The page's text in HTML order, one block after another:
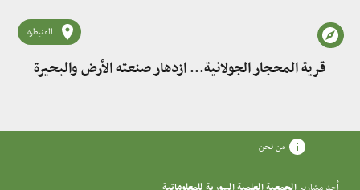
القنيطرة
قرية المحجار الجولانية... ازدهار صنعته الأرض والبحيرة
من نحن